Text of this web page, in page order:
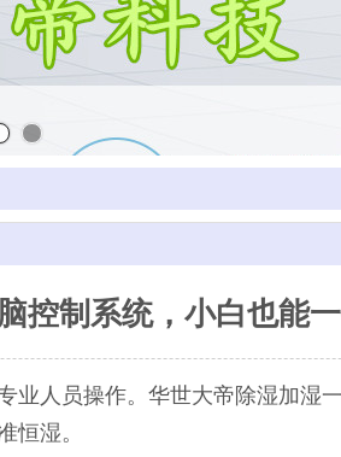
控制系统，小白也能
人员操作。华世大帝除湿加湿
恒湿。